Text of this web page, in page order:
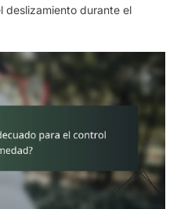
deslizamiento durante el